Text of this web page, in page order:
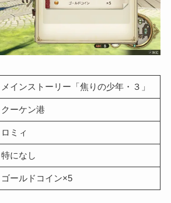
メインストーリー「焦りの少年・３」
クーケン港
ロミィ
特になし
ゴールドコイン×5